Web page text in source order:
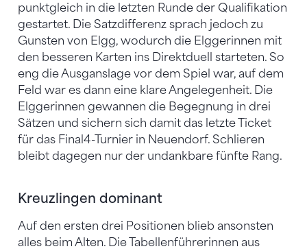
punktgleich in die letzten Runde der Qualifikation
gestartet. Die Satzdifferenz sprach jedoch zu
Gunsten von Elgg, wodurch die Elggerinnen mit
den besseren Karten ins Direktduell starteten. So
eng die Ausganslage vor dem Spiel war, auf dem
Feld war es dann eine klare Angelegenheit. Die
Elggerinnen gewannen die Begegnung in drei
Sätzen und sichern sich damit das letzte Ticket
für das Final4-Turnier in Neuendorf. Schlieren
bleibt dagegen nur der undankbare fünfte Rang.
Kreuzlingen dominant
Auf den ersten drei Positionen blieb ansonsten
alles beim Alten. Die Tabellenführerinnen aus